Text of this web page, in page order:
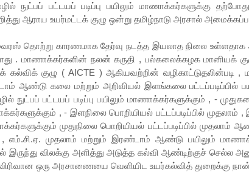
நுட்பப் பட்டயப் படிப்பு பயிலும் மாணாக்கர்களுக்கு
ஆராய உயர்மட்டக் குழு ஒன்று தமிழ்நாடு அரசால்
தொற்று காரணமாக தேர்வு நடத்த இயலாத நிலை உள்ளதாக
. மாணாக்கர்களின் நலன் கருதி , பல்கலைக்கழக மானியக்
கல்விக் குழு ( AICTE ) ஆகியவற்றின் வழிகாட்டுதலின்படி
ஆண்டு கலை மற்றும் அறிவியல் இளங்கலை பட்டப்படிப்பில்
நுட்பப் பட்டயப் படிப்பு பயிலும் மாணாக்கர்களுக்கும் , -
, - இளநிலை பொறியியல் பட்டப்படிப்பில்
முதுநிலை பொறியியல் பட்டப்படிப்பில் முதலாம்
எம்.சி.ஏ. முதலாம் மற்றும் இரண்டாம் ஆண்டு பயிலும்
இருந்து விலக்கு அளித்து அடுத்த கல்வி ஆண்டிற்குச் செல்ல
விரிவான ஒரு அரசாணையை வெளியிட உயர்கல்வித் துறைக்கு